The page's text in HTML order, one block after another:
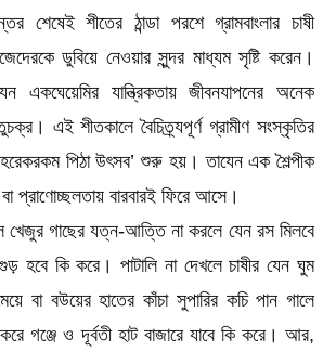
শেষেই শীতের ঠান্ডা পরশে গ্রামবাংলার চাষী
ডুবিয়ে নেওয়ার সুন্দর মাধ্যম সৃষ্টি করেন।
একঘেয়েমির যান্ত্রিকতায় জীবনযাপনের অনেক
এই শীতকালে বৈচিত্র্যপূর্ণ গ্রামীণ সংস্কৃতির
পিঠা উৎসব’ শুরু হয়। তাযেন এক শৈল্পীক
প্রাণোচ্ছলতায় বারবারই ফিরে আসে।
খেজুর গাছের যত্ন-আত্তি না করলে যেন রস মিলবে
হবে কি করে। পাটালি না দেখলে চাষীর যেন ঘুম
বা বউয়ের হাতের কাঁচা সুপারির কচি পান গালে
গঞ্জে ও দূর্বতী হাট বাজারে যাবে কি করে। আর,